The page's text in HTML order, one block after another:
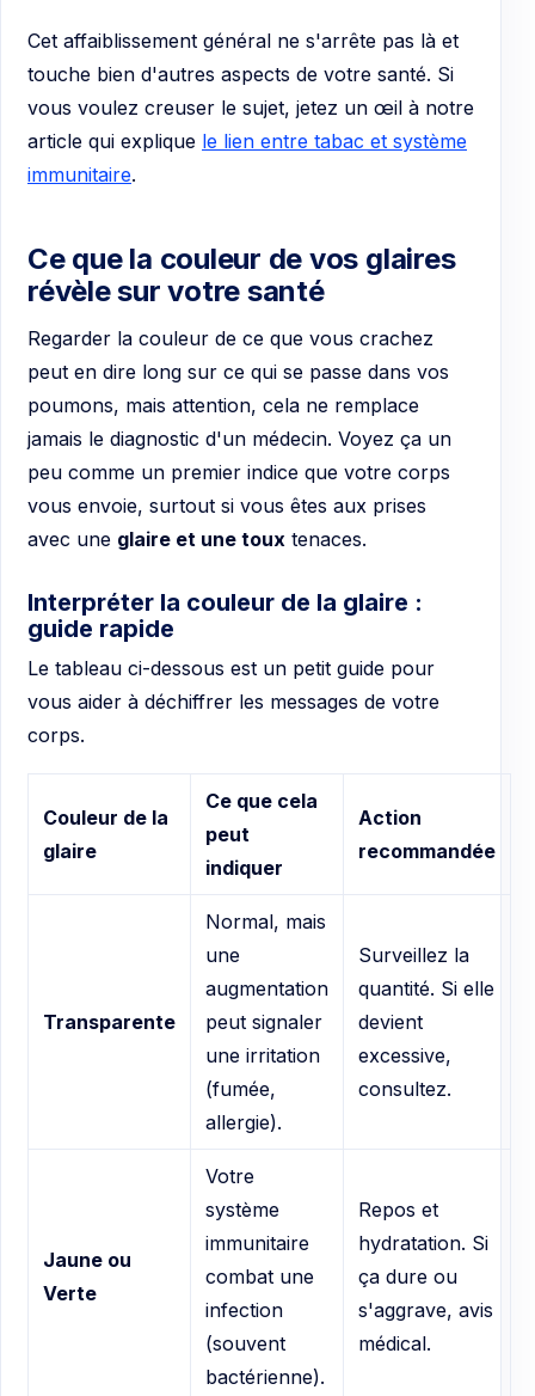
Cet affaiblissement général ne s'arrête pas là et
touche bien d'autres aspects de votre santé. Si
vous voulez creuser le sujet, jetez un œil à notre
article qui explique le lien entre tabac et système
immunitaire.
Ce que la couleur de vos glaires
révèle sur votre santé
Regarder la couleur de ce que vous crachez
peut en dire long sur ce qui se passe dans vos
poumons, mais attention, cela ne remplace
jamais le diagnostic d'un médecin. Voyez ça un
peu comme un premier indice que votre corps
vous envoie, surtout si vous êtes aux prises
avec une glaire et une toux tenaces.
Interpréter la couleur de la glaire :
guide rapide
Le tableau ci-dessous est un petit guide pour
vous aider à déchiffrer les messages de votre
corps.
Couleur de la
glaire
Ce que cela
peut
indiquer
Action
recommandée
Transparente
Normal, mais
une
augmentation
peut signaler
une irritation
(fumée,
allergie).
Surveillez la
quantité. Si elle
devient
excessive,
consultez.
Jaune ou
Verte
Votre
système
immunitaire
combat une
infection
(souvent
bactérienne).
Repos et
hydratation. Si
ça dure ou
s'aggrave, avis
médical.